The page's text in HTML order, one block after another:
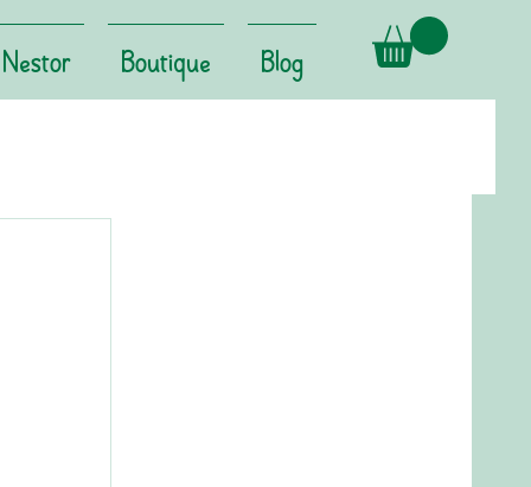
Nestor Boutique Blog